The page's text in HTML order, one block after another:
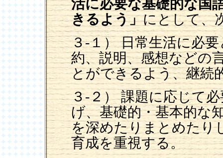
活に必要な基礎的な国
きるよう」にとして、
３-１） 日常生活に必
約、説明、感想などの
とができるよう、継続
３-２） 課題に応じて
げ、基礎的・基本的な
を深めたりまとめたり
育成を重視する。